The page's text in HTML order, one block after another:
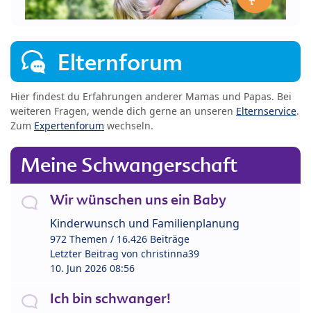
Elternforum
Hier findest du Erfahrungen anderer Mamas und Papas. Bei
weiteren Fragen, wende dich gerne an unseren Elternservice.
Zum Expertenforum wechseln.
Meine Schwangerschaft
Wir wünschen uns ein Baby
Kinderwunsch und Familienplanung
972 Themen / 16.426 Beiträge
Letzter Beitrag von christinna39
10. Jun 2026 08:56
Ich bin schwanger!